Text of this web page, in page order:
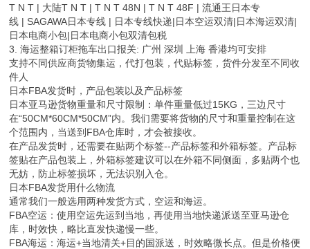
T N T | 大陆T N T | T N T 48N | T N T 48F | 流通王日本专
线 | SAGAWA日本专线 | 日本专线快递|日本空运双清|日本海运双清|
日本电商小包|日本电商小包双清包税
3. 海运整箱订柜拖车出口报关: 广州 深圳 上海 香港均可安排
支持不同供应商货物集运，代打包装，代贴标签，货件分发至不同收
件人
日本FBA发货时，产品包装以及产品标签
日本亚马逊货物重量和尺寸限制：单件重量低过15KG，三边尺寸
在“50CM*60CM*50CM”内。我们需要将货物的尺寸和重量控制在这
个范围内，当送到FBA仓库时，才会被接收。
在产品发货时，还需要在贴两个标签--产品标签和外箱标签。产品标
签贴在产品包装上，外箱标签建议可以在外箱不同侧面，多贴两个也
无妨，防止标签损坏，无法识别入仓。
日本FBA发货用什么物流
通常我们一般选用两种发货方式，空运和海运。
FBA空运：使用空运先运到当地，再使用当地快递派送至亚马逊仓
库，时效快，略比直发快递慢一些。
FBA海运：海运+当地清关+目的国派送，时效略微长点。但是价格便